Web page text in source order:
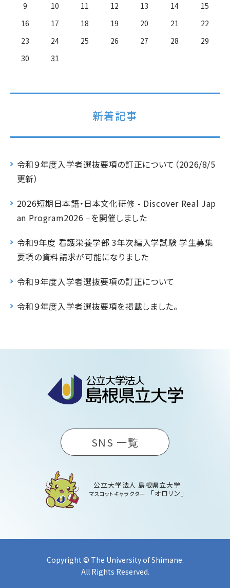
9
10 11 12 13 14
15
16
17 18 19 20 21
22
23
24 25 26 27 28
29
30
31
新着記事
令和９年度入学者選抜要項の訂正について（2026/8/5
更新）
2026短期⽇本語‧⽇本⽂化研修 - Discover Real Jap
an Program2026 ‒を開催しました
令和9年度 看護栄養学部 3年次編入学試験 学生募集
要項の資料請求が可能になりました
令和９年度入学者選抜要項の訂正について
令和９年度入学者選抜要項を掲載しました。
SNS 一覧
公立大学法人 島根県立大学
マスコットキャラクター 「オロリン」
Copyright © The University of Shimane.
All Rights Reserved.